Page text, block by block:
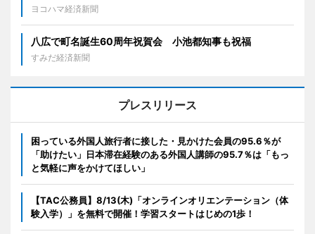
ヨコハマ経済新聞
八広で町名誕生60周年祝賀会 小池都知事も祝福
すみだ経済新聞
プレスリリース
困っている外国人旅行者に接した・見かけた会員の95.6％が
「助けたい」日本滞在経験のある外国人講師の95.7％は「もっ
と気軽に声をかけてほしい」
【TAC公務員】8/13(木)「オンラインオリエンテーション（体
験入学）」を無料で開催！学習スタートはじめの1歩！